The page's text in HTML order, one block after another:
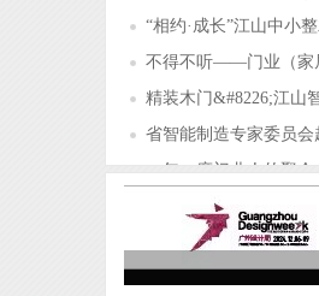
“相约·成长”江山中小
不得不听——门业（家
精装木门&#8226;江山
省智能制造专家委员
一年一度门业人的聚
锦庭装饰×江山门协，